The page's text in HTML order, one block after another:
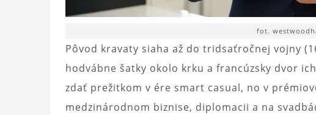
fot.
Pôvod kravaty siaha až do tridsaťročnej vojny
hodvábne šatky okolo krku a francúzsky dvor
zdať prežitkom v ére smart casual, no v
medzinárodnom biznise, diplomacii a na